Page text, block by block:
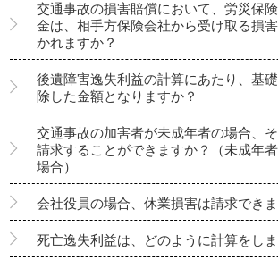
交通事故の損害賠償において、労災保
金は、相手方保険会社から受け取る損
かれますか？
後遺障害逸失利益の計算にあたり、基
除した金額となりますか？
交通事故の加害者が未成年者の場合、
請求することができますか？（未成年
場合）
会社役員の場合、休業損害は請求でき
死亡逸失利益は、どのように計算をし